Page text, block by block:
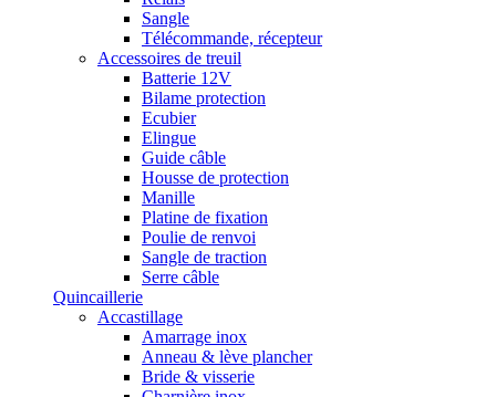
Sangle
Télécommande, récepteur
Accessoires de treuil
Batterie 12V
Bilame protection
Ecubier
Elingue
Guide câble
Housse de protection
Manille
Platine de fixation
Poulie de renvoi
Sangle de traction
Serre câble
Quincaillerie
Accastillage
Amarrage inox
Anneau & lève plancher
Bride & visserie